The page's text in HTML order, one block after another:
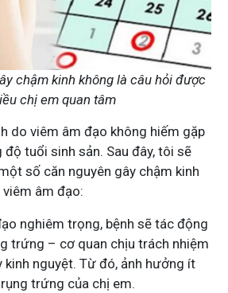
chậm kinh không là câu hỏi được
chị em quan tâm
do viêm âm đạo không hiếm gặp
tuổi sinh sản. Sau đây, tôi sẽ
số căn nguyên gây chậm kinh
âm đạo:
nghiêm trọng, bệnh sẽ tác động
trứng – cơ quan chịu trách nhiệm
kinh nguyệt. Từ đó, ảnh hưởng ít
trứng của chị em.